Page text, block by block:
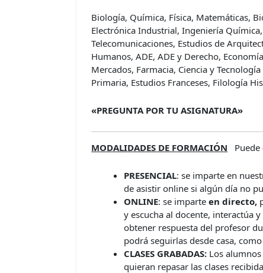
Biología, Química, Física, Matemáticas,
Electrónica Industrial, Ingeniería
Telecomunicaciones, Estudios de
Humanos, ADE, ADE y Derecho,
Mercados, Farmacia, Ciencia y
Primaria, Estudios Franceses, Filología
«PREGUNTA POR TU ASIGNATURA»
MODALIDADES DE FORMACIÓN
PRESENCIAL: se imparte en
de asistir online si algún día no
ONLINE: se imparteen directo,
y escucha al docente, interactúa
obtener respuesta del profesor
podrá seguirlas desde casa,
CLASES GRABADAS: Los
quieran repasar las clases